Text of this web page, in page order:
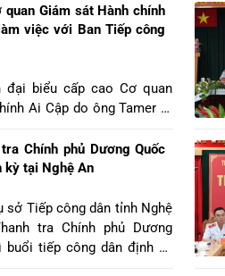
Phó Bí thư tỉnh ủy, Chủ
Văn Sơn; Trưởng Ban
ương Nguyễn Hồng Điệp
I, Thanh tra Chính phủ,
Tuyên Quang Khánh Thị
đạo các sở, ngành và địa
Giám sát Hành chính
việc với Ban Tiếp công
đại biểu cấp cao Cơ quan
Ai Cập do ông Tamer El
Trưởng đoàn đã đến thăm
Tiếp công dân Trung ương
Chính phủ Dương Quốc
kỳ tại Nghệ An
sở Tiếp công dân tỉnh Nghệ
tra Chính phủ Dương
buổi tiếp công dân định kỳ